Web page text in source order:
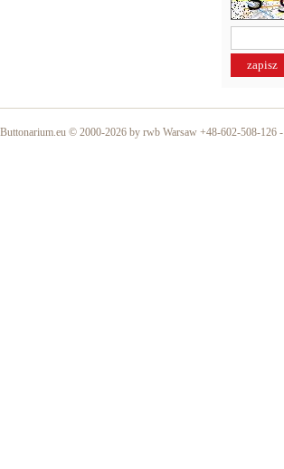
Buttonarium.eu © 2000-2026 by rwb Warsaw +48-602-508-126 -